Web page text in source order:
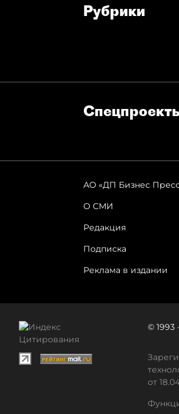
Рубрики
АО «ДП Бизнес
О СМИ
Редакция
Подписка
Реклама в издании
©
от